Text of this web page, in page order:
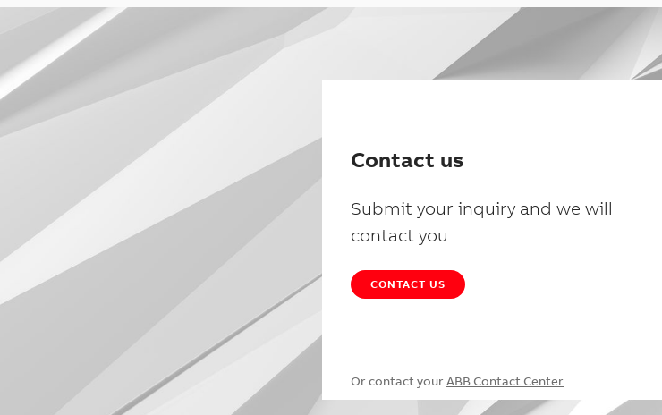
Contact us
Submit your inquiry and we will
contact you
CONTACT US
Or contact your ABB Contact Center